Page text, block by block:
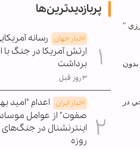
"
نيروهاي خارجي در
پربازدیدترین‌ها
اخبار جهان رسانه
ارتش آمریکا در جنگ با
برداشت
۳ روز قبل
اخبار ایران اعدام "امید
صفوت" از عوامل
روزه